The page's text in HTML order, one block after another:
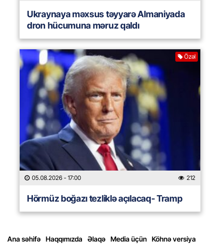
Ukraynaya məxsus təyyarə Almaniyada
dron hücumuna məruz qaldı
Özəl
05.08.2026 - 17:00 212
Hörmüz boğazı tezliklə açılacaq- Tramp
Ana səhifə Haqqımızda Əlaqə Media üçün Köhnə versiya